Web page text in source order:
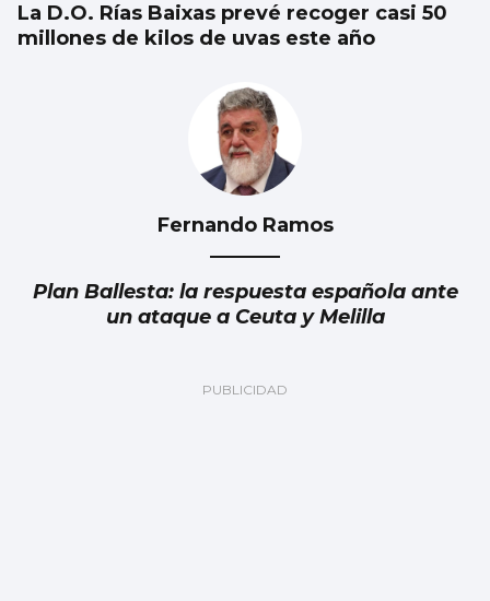
La D.O. Rías Baixas prevé recoger casi 50
millones de kilos de uvas este año
Fernando Ramos
Plan Ballesta: la respuesta española ante
un ataque a Ceuta y Melilla